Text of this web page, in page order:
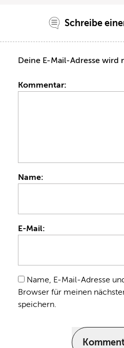
Schreibe
Deine E-Mail-Adresse
Kommentar:
Name:
E-Mail:
Name, E-Mail-Adresse
Browser für meinen
speichern.